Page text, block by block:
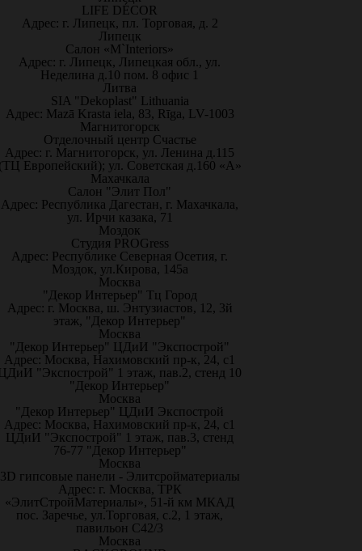
LIFE DÉCOR
Адрес: г. Липецк, пл. Торговая, д. 2
Липецк
Салон «M`Interiors»
Адрес: г. Липецк, Липецкая обл., ул.
Неделина д.10 пом. 8 офис 1
Литва
SIA "Dekoplast" Lithuania
Адрес: Mazā Krasta iela, 83, Rīga, LV-1003
Магнитогорск
Отделочный центр Счастье
Адрес: г. Магнитогорск, ул. Ленина д.115
Европейский); ул. Советская д.160 «А»
Махачкала
Салон "Элит Пол"
Адрес: Республика Дагестан, г. Махачкала,
ул. Ирчи казака, 71
Моздок
Студия PROGress
Адрес: Республике Северная Осетия, г.
Моздок, ул.Кирова, 145а
Москва
"Декор Интерьер" Тц Город
Адрес: г. Москва, ш. Энтузиастов, 12, 3й
этаж, "Декор Интерьер"
Москва
"Декор Интерьер" ЦДиИ "Экспострой"
Адрес: Москва, Нахимовский пр-к, 24, с1
"Экспострой" 1 этаж, пав.2, стенд 10
"Декор Интерьер"
Москва
"Декор Интерьер" ЦДиИ Экспострой
Адрес: Москва, Нахимовский пр-к, 24, с1
ЦДиИ "Экспострой" 1 этаж, пав.3, стенд
76-77 "Декор Интерьер"
Москва
3D гипсовые панели - Элитсройматериалы
Адрес: г. Москва, ТРК
«ЭлитСтройМатериалы», 51-й км МКАД
пос. Заречье, ул.Торговая, с.2, 1 этаж,
павильон С42/3
Москва